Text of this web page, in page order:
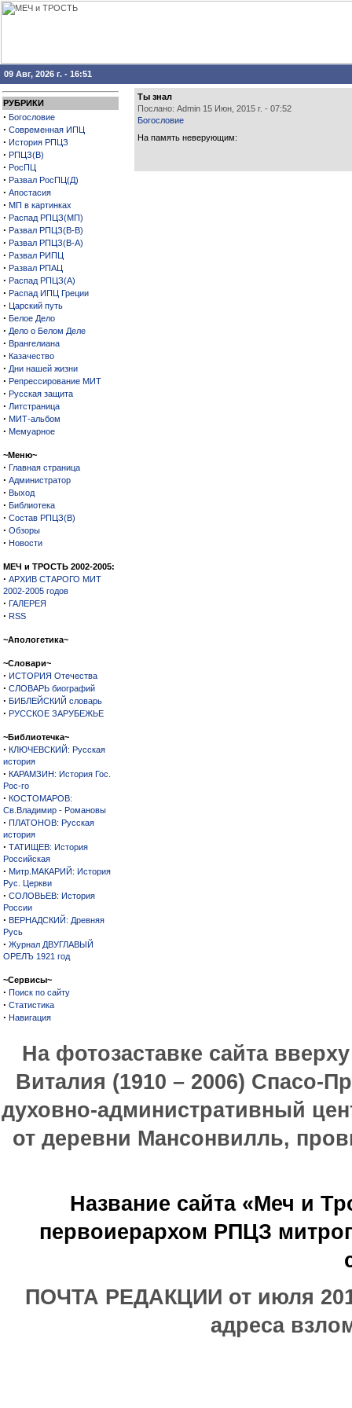
09 Авг, 2026 г. - 16:51
РУБРИКИ
· Богословие
· Современная ИПЦ
· История РПЦЗ
· РПЦЗ(В)
· РосПЦ
· Развал РосПЦ(Д)
· Апостасия
· МП в картинках
· Распад РПЦЗ(МП)
· Развал РПЦЗ(В-В)
· Развал РПЦЗ(В-А)
· Развал РИПЦ
· Развал РПАЦ
· Распад РПЦЗ(А)
· Распад ИПЦ Греции
· Царский путь
· Белое Дело
· Дело о Белом Деле
· Врангелиана
· Казачество
· Дни нашей жизни
· Репрессирование МИТ
· Русская защита
· Литстраница
· МИТ-альбом
· Мемуарное
~Меню~
· Главная страница
· Администратор
· Выход
· Библиотека
· Состав РПЦЗ(В)
· Обзоры
· Новости
МЕЧ и ТРОСТЬ 2002-2005:
· АРХИВ СТАРОГО МИТ
2002-2005 годов
· ГАЛЕРЕЯ
· RSS
~Апологетика~
~Словари~
· ИСТОРИЯ Отечества
· СЛОВАРЬ биографий
· БИБЛЕЙСКИЙ словарь
· РУССКОЕ ЗАРУБЕЖЬЕ
~Библиотечка~
· КЛЮЧЕВСКИЙ: Русская
история
· КАРАМЗИН: История Гос.
Рос-го
· КОСТОМАРОВ:
Св.Владимир - Романовы
· ПЛАТОНОВ: Русская
история
· ТАТИЩЕВ: История
Российская
· Митр.МАКАРИЙ: История
Рус. Церкви
· СОЛОВЬЕВ: История
России
· ВЕРНАДСКИЙ: Древняя
Русь
· Журнал ДВУГЛАВЫЙ
ОРЕЛЪ 1921 год
~Сервисы~
· Поиск по сайту
· Статистика
· Навигация
Ты знал
Послано: Admin 15 Июн, 2015 г. - 07:52
Богословие
На память неверующим:
На фотозаставке сайта
Виталия (1910 – 2006) Спасо-
духовно-административный
от деревни Мансонвилль,
Название сайта «Меч и
первоиерархом РПЦЗ
ПОЧТА РЕДАКЦИИ от июля
адреса